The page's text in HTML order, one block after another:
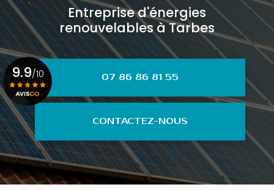
Entreprise d'énergies
renouvelables à Tarbes
07 86 86 81 55
CONTACTEZ-NOUS
9.9/10
Voir le certificat